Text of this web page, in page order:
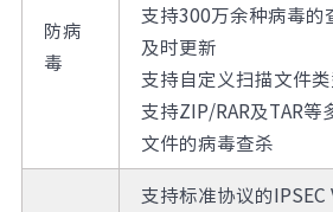
防病
毒
支持300万余种病毒的
及时更新
支持自定义扫描文件
支持ZIP/RAR及TAR
文件的病毒查杀
支持标准协议的IPSEC